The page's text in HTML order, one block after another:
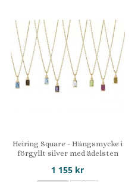
Heiring Square - Hängsmycke i
förgyllt silver med ädelsten
1 155 kr